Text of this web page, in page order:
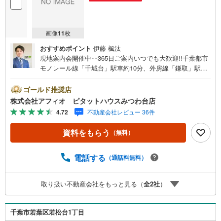
画像11枚
おすすめポイント 伊藤 楓汰
現地案内会開催中‥365日ご案内いつでも大歓迎!!千葉都市
モノレール線「千城台」駅車約10分、外房線「鎌取」駅車
K広々19帖以上■リビング全体を見渡せるカウンターキッチ
ン■小さなお子様のいるご家庭や急な来客に！寛ぎの和室2
か所■陽当たりの良い南向きのお家■全居室6帖以上のゆと
りある間取り■全居室収納有り！お部屋がスッキリ片付きま
す■カースペースあり●お客様の笑顔のために。・* 千葉県
の不動産のことなら株式会社アフィオにお任せください！●
ーになれるよう全力でサポート致します！ご見学やご相談
せ！・豊富な物件数で、ご希望のお家探しが楽々できま
す。・売却のご相談も秘密厳守でスピーディーに対応。
ゴールド推奨店
株式会社アフィオ ピタットハウスみつわ台店
4.72 不動産会社レビュー 36件
資料をもらう （無料）
電話する （通話料無料）
取り扱い不動産会社をもっと見る（全2社）
千葉市若葉区若松台1丁目